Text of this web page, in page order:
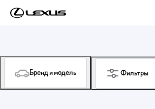
Бренд и модель Фильтры